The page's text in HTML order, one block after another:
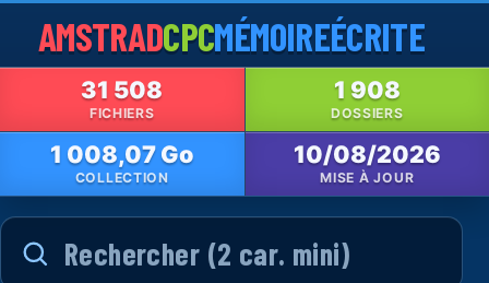
AMSTRADCPCMÉMOIREÉCRITE
31 508
FICHIERS
1 908
DOSSIERS
1 008,07 Go
COLLECTION
10/08/2026
MISE À JOUR